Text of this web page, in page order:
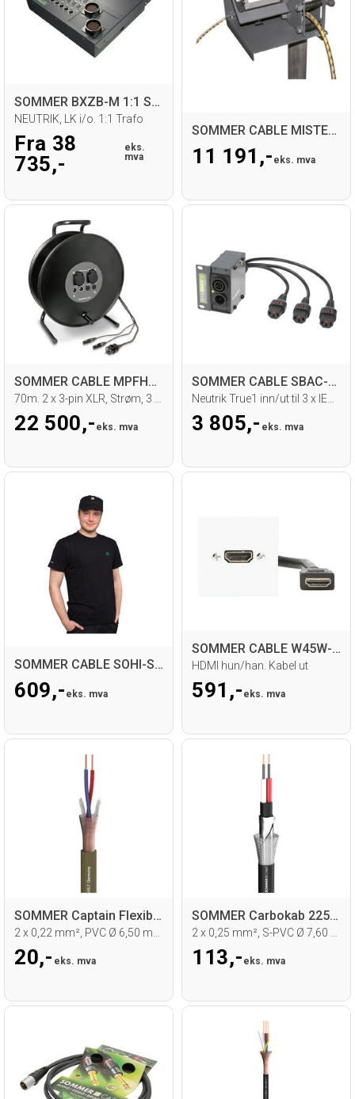
SOMMER BXZB-M 1:1 Stageboks
NEUTRIK, LK i/o. 1:1 Trafo
Fra 38
735,-
eks.
mva
SOMMER CABLE MISTER-METER
11 191,- eks. mva
SOMMER CABLE MPFHHM00/02-7000 Multikabel
22 500,- eks. mva
SOMMER CABLE SBAC-3000-0050 overgang
3 805,- eks. mva
SOMMER CABLE SOHI-SHIRT-L
609,- eks. mva
SOMMER CABLE W45W-00 SYSWALL45 Modul
HDMI hun/han. Kabel ut
591,- eks. mva
SOMMER Captain Flexible Mikrofonkabel
2 x 0,22 mm², PVC Ø 6,50 mm, olivengrønn
20,- eks. mva
SOMMER Carbokab 225 Mikrofonkabel
2 x 0,25 mm², S-PVC Ø 7,60 mm, sort
113,- eks. mva